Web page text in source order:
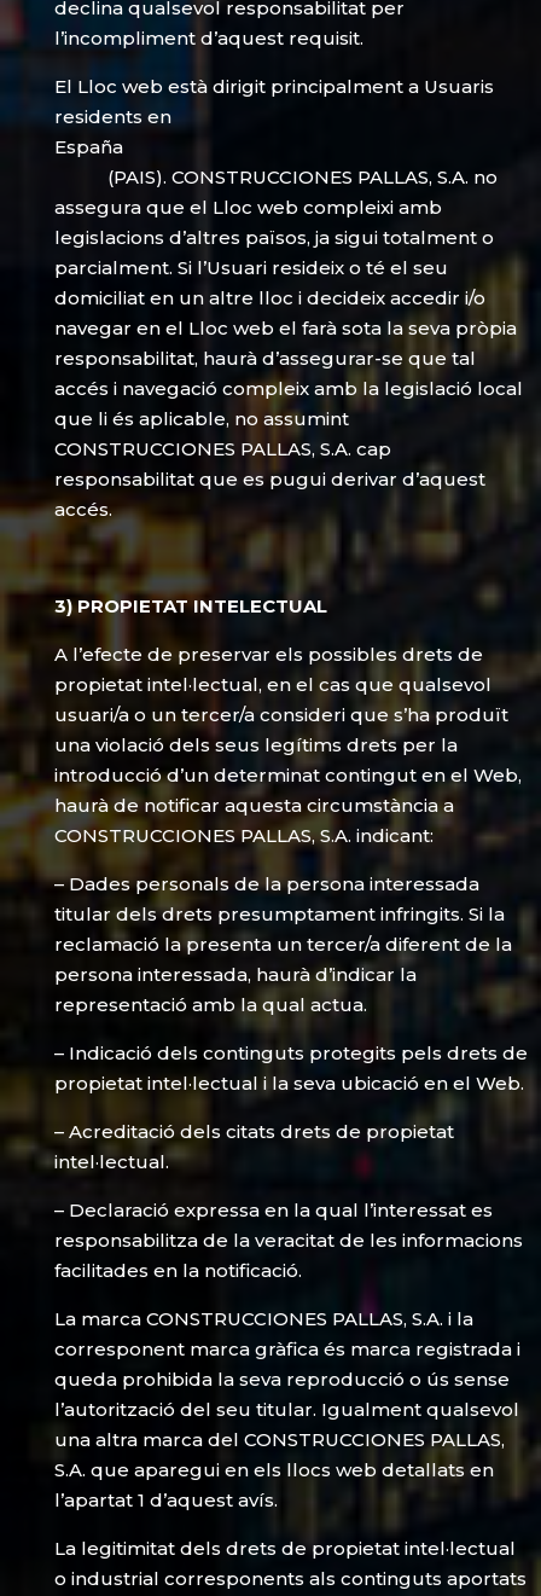
declina qualsevol responsabilitat per
l’incompliment d’aquest requisit.
El Lloc web està dirigit principalment a Usuaris
residents en
España
(PAIS). CONSTRUCCIONES PALLAS, S.A. no
assegura que el Lloc web compleixi amb
legislacions d’altres països, ja sigui totalment o
parcialment. Si l’Usuari resideix o té el seu
domiciliat en un altre lloc i decideix accedir i/o
navegar en el Lloc web el farà sota la seva pròpia
responsabilitat, haurà d’assegurar-se que tal
accés i navegació compleix amb la legislació local
que li és aplicable, no assumint
CONSTRUCCIONES PALLAS, S.A. cap
responsabilitat que es pugui derivar d’aquest
accés.
3) PROPIETAT INTELECTUAL
A l’efecte de preservar els possibles drets de
propietat intel·lectual, en el cas que qualsevol
usuari/a o un tercer/a consideri que s’ha produït
una violació dels seus legítims drets per la
introducció d’un determinat contingut en el Web,
haurà de notificar aquesta circumstància a
CONSTRUCCIONES PALLAS, S.A. indicant:
– Dades personals de la persona interessada
titular dels drets presumptament infringits. Si la
reclamació la presenta un tercer/a diferent de la
persona interessada, haurà d’indicar la
representació amb la qual actua.
– Indicació dels continguts protegits pels drets de
propietat intel·lectual i la seva ubicació en el Web.
– Acreditació dels citats drets de propietat
intel·lectual.
– Declaració expressa en la qual l’interessat es
responsabilitza de la veracitat de les informacions
facilitades en la notificació.
La marca CONSTRUCCIONES PALLAS, S.A. i la
corresponent marca gràfica és marca registrada i
queda prohibida la seva reproducció o ús sense
l’autorització del seu titular. Igualment qualsevol
una altra marca del CONSTRUCCIONES PALLAS,
S.A. que aparegui en els llocs web detallats en
l’apartat 1 d’aquest avís.
La legitimitat dels drets de propietat intel·lectual
o industrial corresponents als continguts aportats